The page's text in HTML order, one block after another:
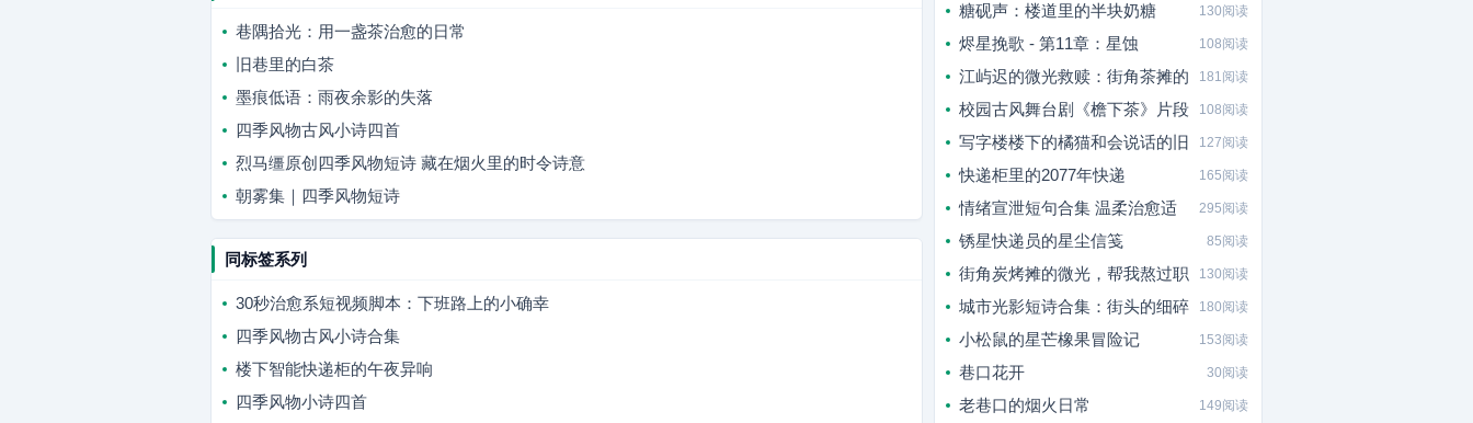
巷隅拾光：用一盏茶治愈的日常
旧巷里的白茶
墨痕低语：雨夜余影的失落
四季风物古风小诗四首
烈马缰原创四季风物短诗 藏在烟火里的时令诗意
朝雾集｜四季风物短诗
同标签系列
30秒治愈系短视频脚本：下班路上的小确幸
四季风物古风小诗合集
楼下智能快递柜的午夜异响
四季风物小诗四首
糖砚声：楼道里的半块奶糖 130阅读
烬星挽歌 - 第11章：星蚀 108阅读
江屿迟的微光救赎：街角茶摊的 181阅读
校园古风舞台剧《檐下茶》片段 108阅读
写字楼楼下的橘猫和会说话的旧 127阅读
快递柜里的2077年快递 165阅读
情绪宣泄短句合集 温柔治愈适 295阅读
锈星快递员的星尘信笺 85阅读
街角炭烤摊的微光，帮我熬过职 130阅读
城市光影短诗合集：街头的细碎 180阅读
小松鼠的星芒橡果冒险记 153阅读
巷口花开 30阅读
老巷口的烟火日常 149阅读